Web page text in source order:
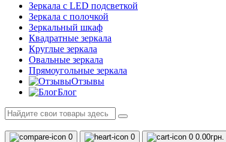
Зеркала с LED подсветкой
Зеркала с полочкой
Зеркальный шкаф
Квадратные зеркала
Круглые зеркала
Овальные зеркала
Прямоугольные зеркала
Отзывы
Блог
0 0 0 0.00грн.